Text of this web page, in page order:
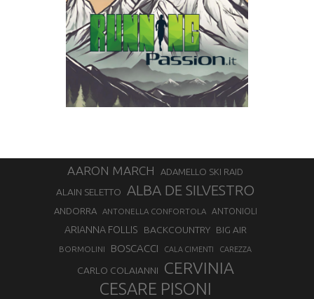
AARON MARCH ADAMELLO SKI RAID
ALAIN SELETTO ALBA DE SILVESTRO
ANDORRA ANTONELLA CONFORTOLA ANTONIOLI
ARIANNA FOLLIS BACKCOUNTRY BIG AIR
BORMOLINI BOSCACCI CALA CIMENTI CAREZZA
CARLO COLAIANNI CERVINIA
CESARE PISONI